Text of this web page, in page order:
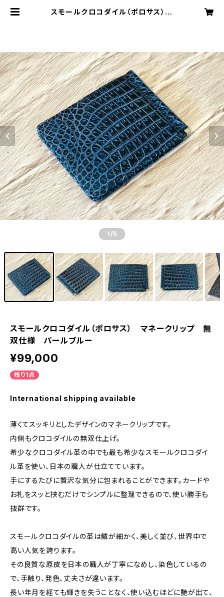
スモールクロコダイル（ポロサス）
1 /5
スモールクロコダイル（ポロサス） マネークリップ 無
双仕様 パールブルー
¥99,000
残り1点
International shipping available
薄くてスッキリとしたデザインのマネークリップです。
内側もクロコダイルの無双仕上げ。
希少なクロコダイル革の中でも最も希少なスモールクロコダイ
ル革を使い、日本の職人が仕立てています。
手にするたびに贅沢な気分に包まれることができます。カードや
お札をスッと挟むだけでシンプルに整理できるので、使い勝手も
抜群です。
スモールクロコダイルの革は鱗が細かく、美しく並び、世界中で
高い人気を誇ります。
その良質な原皮を日本の職人が丁寧になめし、染色しているの
で、手触り、発色、丈夫さが違います。
長い年月を経ても輝きを失うことなく、使い込むほどに艶が出て、